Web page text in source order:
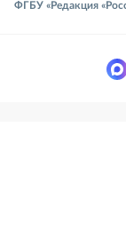
ФГБУ «Редакция